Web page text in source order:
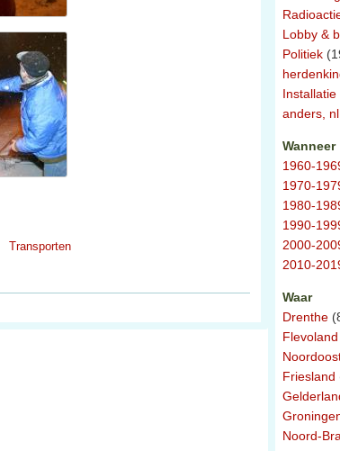
Transporten
Lobby &
Politiek
anders, nl.
Wanneer
1960-
1970-
1980-
1990-
2000-
2010-
Waar
Drenthe
Friesland
Noord-